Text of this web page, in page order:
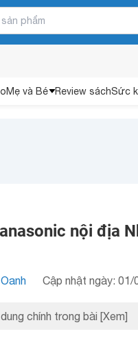
Mẹ và Bé Review sáchSức
nội địa
Cập nhật ngày:
chính trong bài [Xem]